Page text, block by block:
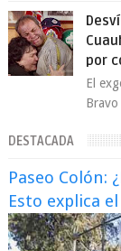
por
El
DESTACADA
Paseo Colón:
Esto explica